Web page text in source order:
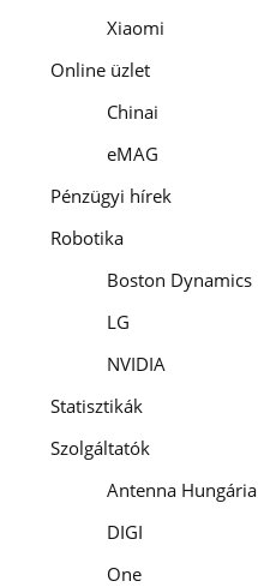
Xiaomi
Online üzlet
Chinai
eMAG
Pénzügyi hírek
Robotika
Boston Dynamics
LG
NVIDIA
Statisztikák
Szolgáltatók
Antenna Hungária
DIGI
One